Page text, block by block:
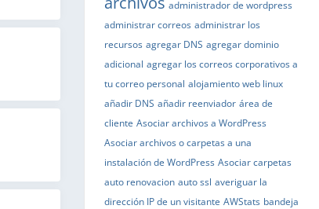
administrador de wordpress
administrar correos administrar los
recursos agregar DNS agregar dominio
adicional agregar los correos corporativos a
tu correo personal alojamiento web linux
añadir DNS añadir reenviador área de
cliente Asociar archivos a WordPress
Asociar archivos o carpetas a una
instalación de WordPress Asociar carpetas
auto renovacion auto ssl averiguar la
dirección IP de un visitante AWStats bandeja